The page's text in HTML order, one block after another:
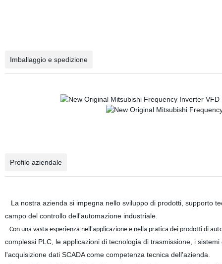
Imballaggio e spedizione
Profilo aziendale
La nostra azienda si impegna nello sviluppo di prodotti, supporto
campo del controllo dell'automazione industriale.
Con una vasta esperienza nell'applicazione e nella pratica dei prodotti di
complessi PLC, le applicazioni di tecnologia di trasmissione, i
l'acquisizione dati SCADA come competenza tecnica dell'azienda.